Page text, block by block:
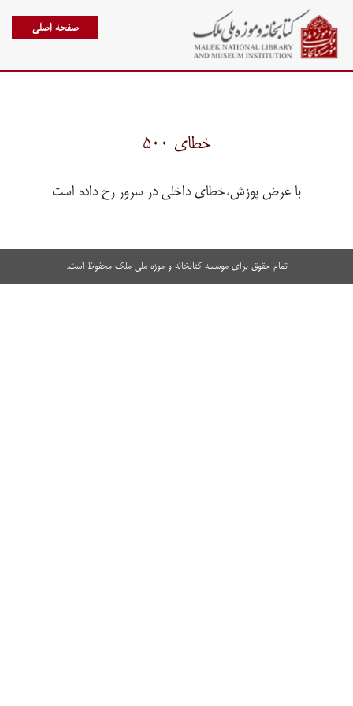
صفحه اصلی
خطای ۵۰۰
با عرض پوزش،خطای داخلی در سرور رخ داده است
تمام حقوق برای موسسه کتابخانه و موزه ملی ملک محفوظ است.